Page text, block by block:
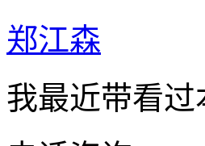
郑江森
我最近带看